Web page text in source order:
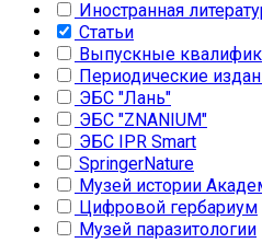
Иностранная
Статьи
Выпускные
Периодические
ЭБС "Лань"
ЭБС "ZNANIUM"
ЭБС IPR Smart
SpringerNature
Музей истории
Цифровой гербариум
Музей паразитологии